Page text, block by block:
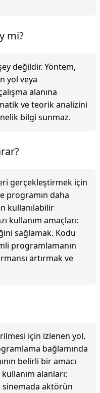
mi?
değildir. Yöntem,
yol veya
alanına
ve teorik analizini
bilgi sunmaz.
gerçekleştirmek için
programın daha
kullanılabilir
kullanım amaçları:
sağlamak. Kodu
programlamanın
artırmak ve
için izlenen yol,
bağlamında
belirli bir amacı
alanları:
aktörün